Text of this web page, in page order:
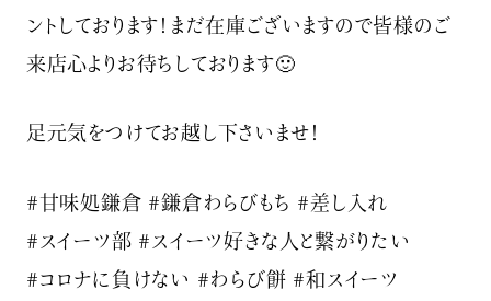
ントしております！まだ在庫ございますので皆様のご
来店心よりお待ちしております🙂
足元気をつけてお越し下さいませ！
#甘味処鎌倉 #鎌倉わらびもち #差し入れ
#スイーツ部 #スイーツ好きな人と繋がりたい
#コロナに負けない #わらび餅 #和スイーツ